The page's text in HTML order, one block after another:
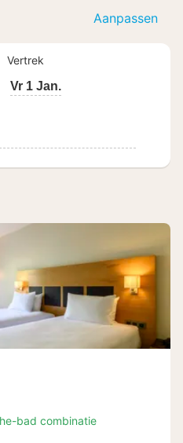
Aanpassen
Vertrek
Vr 1 Jan.
bad combinatie